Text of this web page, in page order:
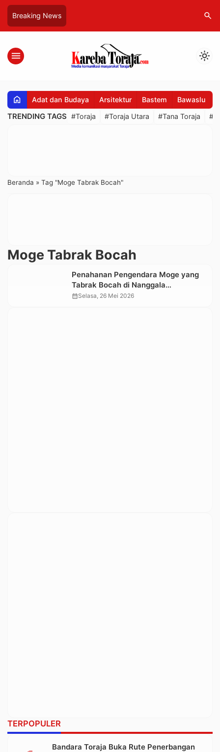
Breaking News search
menu light_mode
home Adat dan Budaya Arsitektur Bastem Bawaslu
TRENDING TAGS #Toraja #Toraja Utara #Tana Toraja
Beranda » Tag "Moge Tabrak Bocah"
Moge Tabrak Bocah
Penahanan Pengendara Moge yang
Tabrak Bocah di Nanggala
Ditangguhkan, Polisi: Kedua Pihak
calendar_monthSelasa, 26 Mei 2026
TERPOPULER
Bandara Toraja Buka Rute Penerbangan